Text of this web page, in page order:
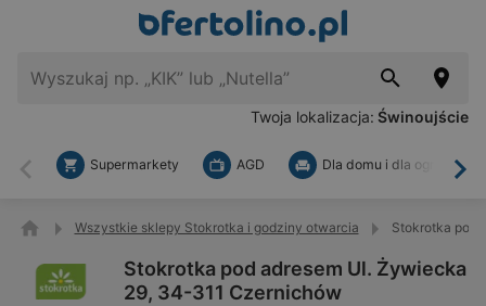
Twoja lokalizacja: Świnoujście
Wstecz
Supermarkety AGD Dla domu i dla ogrodu
Wszystkie sklepy Stokrotka i godziny otwarcia Stokrotka pod
Stokrotka pod adresem Ul. Żywiecka
29, 34-311 Czernichów